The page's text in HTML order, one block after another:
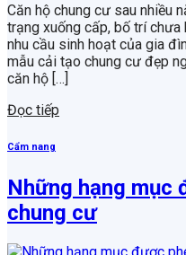
Căn hộ chung cư sau nhiều
trạng xuống cấp, bố trí
nhu cầu sinh hoạt của gia
mẫu cải tạo chung cư đẹp
căn hộ […]
Đọc tiếp
Cẩm nang
Những hạng mục
chung cư